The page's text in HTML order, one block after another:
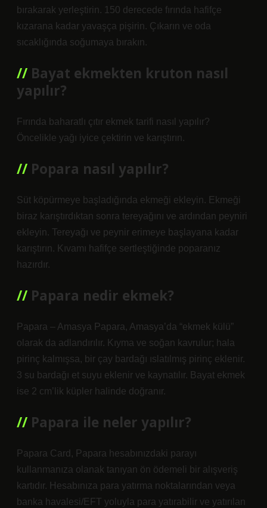
bırakarak yerleştirin. 150 derecede fırında hafifçe
kızarana kadar yavaşça pişirin. Çıkarın ve oda
sıcaklığında soğumaya bırakın.
Bayat ekmekten kruton nasıl
yapılır?
Fırında baharatlı çıtır ekmek tarifi nasıl yapılır?
Öncelikle yağı iyice çektirin ve karıştırın.
Popara nasıl yapılır?
Süt köpürmeye başladığında ekmeği ekleyin. Ekmeği
biraz karıştırdıktan sonra tereyağını ve ardından peyniri
ekleyin. Tereyağı ve peynir erimeye başlayana kadar
karıştırın. Kıvamı hafifçe sertleştiğinde poparanız
hazırdır.
Papara nedir ekmek?
Papara – Amasya Papara, Amasya’da “ekmek külü”
olarak da adlandırılır. Kıyma ve soğan kavrulur; hala
pirinç kalmışsa, bir çay bardağı ıslatılmış pirinç eklenir.
3 su bardağı et suyu eklenir ve kaynatılır. Bayat ekmek
ise 2 cm’lik küpler halinde doğranır.
Papara ile neler yapılır?
Papara Card, Papara hesabınızdaki parayı
kullanmanıza olanak tanıyan ön ödemeli bir alışveriş
kartıdır. Hesabınıza para yatırma noktalarından veya
banka havalesi/EFT yoluyla para yatırabilir ve yatırılan